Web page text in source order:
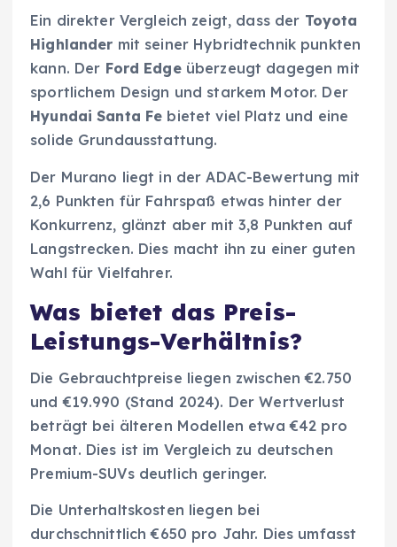
Ein direkter Vergleich zeigt, dass der Toyota
Highlander mit seiner Hybridtechnik punkten
kann. Der Ford Edgeüberzeugt dagegen mit
sportlichem Design und starkem Motor. Der
Hyundai Santa Fe bietet viel Platz und eine
solide Grundausstattung.
Der Murano liegt in der ADAC-Bewertung mit
2,6 Punkten für Fahrspaß etwas hinter der
Konkurrenz, glänzt aber mit 3,8 Punkten auf
Langstrecken. Dies macht ihn zu einer guten
Wahl für Vielfahrer.
Was bietet das Preis-
Leistungs-Verhältnis?
Die Gebrauchtpreise liegen zwischen €2.750
und €19.990 (Stand 2024). Der Wertverlust
beträgt bei älteren Modellen etwa €42 pro
Monat. Dies ist im Vergleich zu deutschen
Premium-SUVs deutlich geringer.
Die Unterhaltskosten liegen bei
durchschnittlich €650 pro Jahr. Dies umfasst